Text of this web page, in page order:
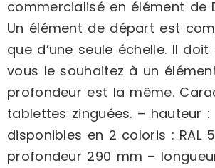
commercialisé en élément de
Un élément de départ est
que d’une seule échelle. Il
vous le souhaitez à un
profondeur est la même.
tablettes zinguées. – hauteur
disponibles en 2 coloris : RAL
profondeur 290 mm –